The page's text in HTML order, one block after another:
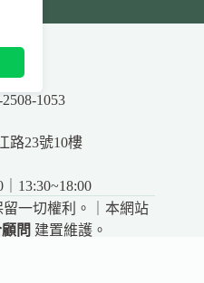
：
1053
路23號10樓
13:30~18:00
留一切權利。｜本網站
問 建置維護。